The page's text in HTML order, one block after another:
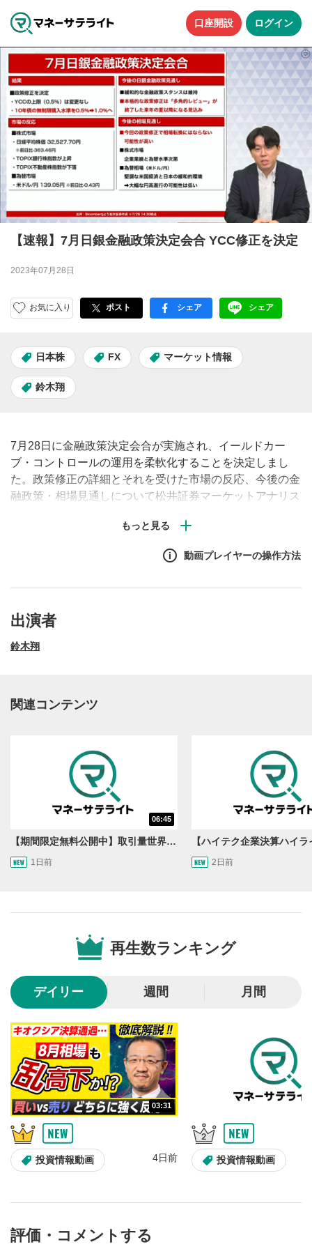
口座開設 ログイン
【速報】7月日銀金融政策決定会合 YCC修正を決定
2023年07月28日
お気に入り ポスト facebook
シェア LINE
シェア
日本株 FX マーケット情報
鈴木翔
7月28日に金融政策決定会合が実施され、イールドカー
ブ・コントロールの運用を柔軟化することを決定しまし
た。政策修正の詳細とそれを受けた市場の反応、今後の金
融政策・相場見通しについて松井証券マーケットアナリス
動画プレイヤーの操作方法
動画再生エリア
動画再生エリアをクリックすると、動画を再生または
一時停止します。
2
再生/一時停止
動画を再生または一時停止します。
10秒戻し/10秒送り
10秒、動画を巻き戻し/早送りします。
シークバー
再生位置を示しています。再生したい位置をクリック
するとその位置から動画が再生されます。
6
画質/再生速度の設定
画質の選択/再生速度の変更ができます。
7
音量調整
スライダーを上下すると音量が調整できます。
8
全画面表示
出演者
鈴木翔
関連コンテンツ
06:45
【期間限定無料公開中】取引量世界一の通貨ペアに優位性あり!?ドル/円&ユーロドルのテクニカルを検証！【JINのマンスリーFX戦略】
1日前 2日前
再生数ランキング
デイリー 週間 月間
03:31
投資情報動画 4日前 投資情報動画
評価・コメントする